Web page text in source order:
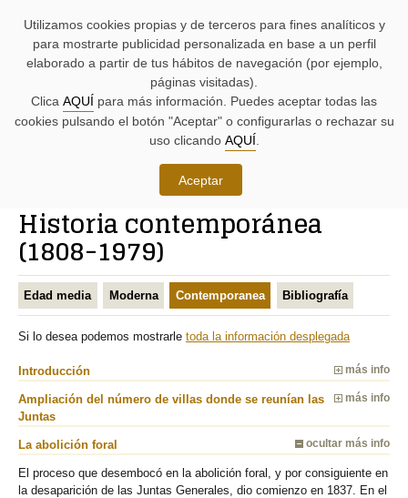
NAVEGACIÓN:
contenido.
parlamentaria.
parlamentarias.
MENÚS
PRINCIPAL
Conoce las Juntas Generales
ACCESO
PÁGINA
ACTUAL
CONTENIDO
PRINCIPAL
DE
PÁGINA
Historia contemporánea
(1808-1979)
Edad media Moderna Contemporanea Bibliografía
Si lo desea podemos mostrarle toda la información desplegada
más info
Introducción
más info
Ampliación del número de villas donde se reunían las
Juntas
ocultar más info
La abolición foral
El proceso que desembocó en la abolición foral, y por consiguiente en
la desaparición de las Juntas Generales, dio comienzo en 1837. En el
Utilizamos cookies propias y de terceros para fines analíticos y
para mostrarte publicidad personalizada en base a un perfil
elaborado a partir de tus hábitos de navegación (por ejemplo,
páginas visitadas).
Clica AQUÍ para más información. Puedes aceptar todas las
cookies pulsando el botón "Aceptar" o configurarlas o rechazar su
uso clicando AQUÍ
Aceptar